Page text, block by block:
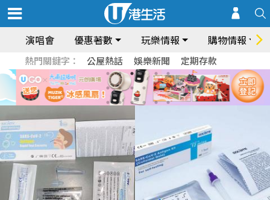
演唱會 優惠著數 玩樂情報 購物情報
熱門關鍵字： 公屋熱話 娛樂新聞 定期存款